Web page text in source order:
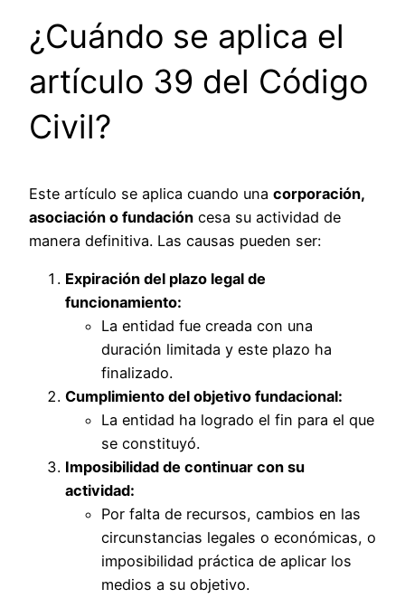
¿Cuándo se aplica el
artículo 39 del Código
Civil?
Este artículo se aplica cuando una corporación,
asociación o fundación cesa su actividad de
manera definitiva. Las causas pueden ser:
Expiración del plazo legal de
funcionamiento:
La entidad fue creada con una
duración limitada y este plazo ha
finalizado.
Cumplimiento del objetivo fundacional:
La entidad ha logrado el fin para el que
se constituyó.
Imposibilidad de continuar con su
actividad:
Por falta de recursos, cambios en las
circunstancias legales o económicas, o
imposibilidad práctica de aplicar los
medios a su objetivo.